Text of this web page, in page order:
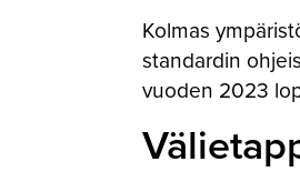
Kolmas
standardin
vuoden 2023